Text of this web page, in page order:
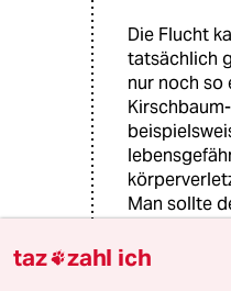
Die Flucht
tatsächlich
nur noch so
Man sollte
taz zahl ich